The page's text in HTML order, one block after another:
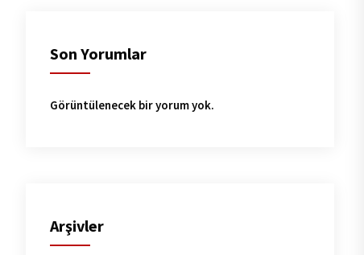
Son Yorumlar
Görüntülenecek bir yorum yok.
Arşivler